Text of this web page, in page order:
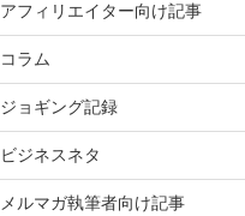
アフィリエイター向け記事
コラム
ジョギング記録
ビジネスネタ
メルマガ執筆者向け記事